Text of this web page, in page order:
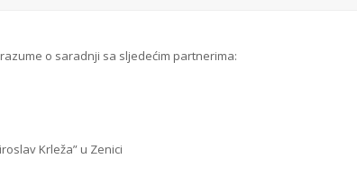
o saradnji sa sljedećim partnerima:
Krleža” u Zenici